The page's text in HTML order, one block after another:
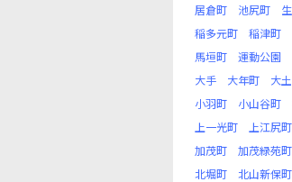
居倉町
池尻町
稲多元町
稲津町
馬垣町
運動公園
大手
大年町 大
小羽町
小山谷町
上一光町
上江尻町
加茂町
加茂緑苑町
北堀町
北山新保町